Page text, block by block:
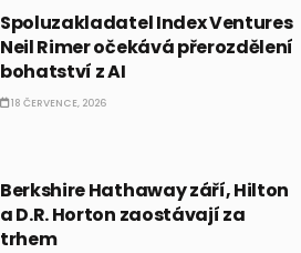
Spoluzakladatel Index Ventures
Neil Rimer očekává přerozdělení
bohatství z AI
18 ČERVENCE, 2026
Berkshire Hathaway září, Hilton
a D.R. Horton zaostávají za
trhem